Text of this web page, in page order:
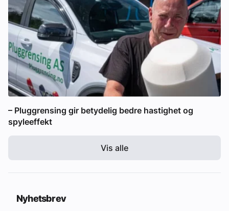
– Pluggrensing gir betydelig bedre hastighet og
spyleeffekt
Vis alle
Nyhetsbrev